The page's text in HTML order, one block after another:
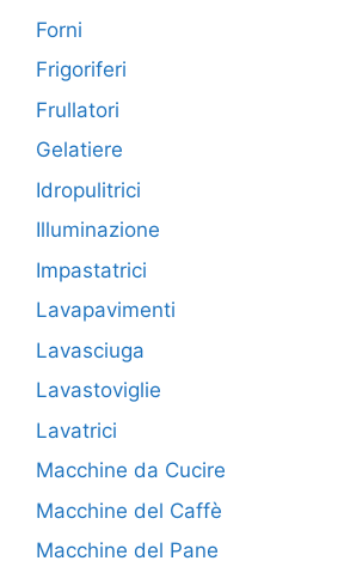
Forni
Frigoriferi
Frullatori
Gelatiere
Idropulitrici
Illuminazione
Impastatrici
Lavapavimenti
Lavasciuga
Lavastoviglie
Lavatrici
Macchine da Cucire
Macchine del Caffè
Macchine del Pane